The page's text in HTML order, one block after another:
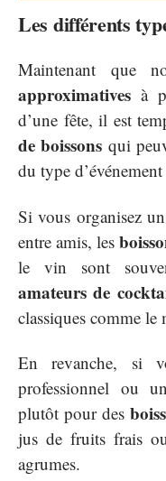
Les différents
Maintenant que
approximatives à
d’une fête, il est
de boissons qui
du type
Si vous organisez
entre amis, les
le vin sont
amateurs de
classiques comme
En revanche, si
professionnel ou
plutôt pour des
jus de fruits frais
agrumes.